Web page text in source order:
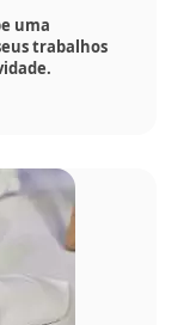
uma
trabalhos